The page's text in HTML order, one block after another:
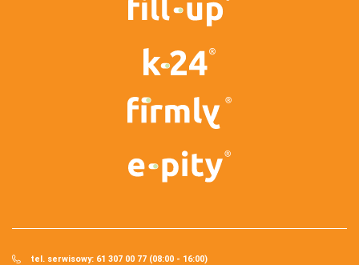
tel. serwisowy: 61 307 00 77 (08:00 - 16:00)